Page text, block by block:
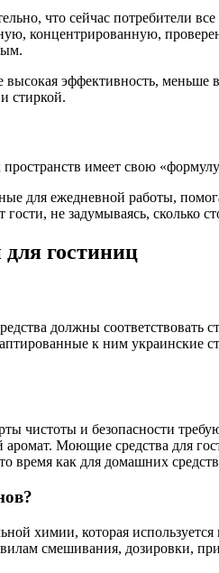
что сейчас потребители
концентрированную,
эффективность, меньше
стиркой.
имеет свою
для ежедневной работы,
не задумываясь, сколько
гостиниц
должны соответствовать
к ним украинские
чистоты и безопасности
аромат. Моющие средства для
как для домашних средств
химии, которая используется
смешивания, дозировки,